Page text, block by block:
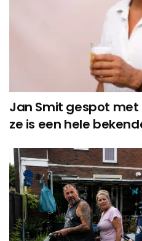
Jan Smit gespot met
ze is een hele